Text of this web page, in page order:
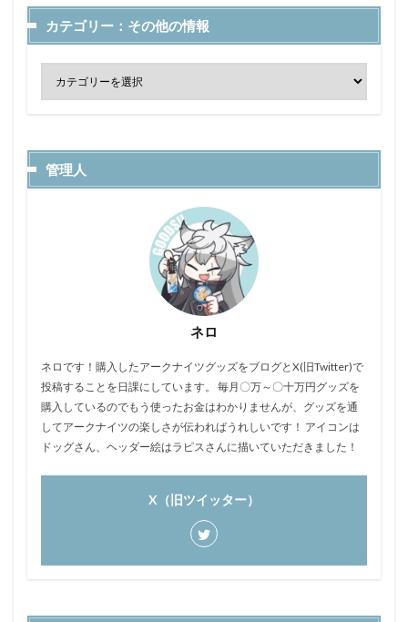
カテゴリー：その他の情報
管理人
ネロ
ネロです！購入したアークナイツグッズをブログとX(旧Twitter)で
投稿することを日課にしています。 毎月〇万～〇十万円グッズを
購入しているのでもう使ったお金はわかりませんが、グッズを通
してアークナイツの楽しさが伝わればうれしいです！ アイコンは
ドッグさん、ヘッダー絵はラピスさんに描いていただきました！
X（旧ツイッター）